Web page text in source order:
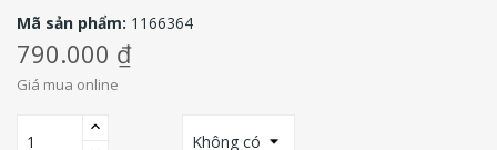
Mã sản phẩm: 1166364
790.000 ₫
Giá mua online